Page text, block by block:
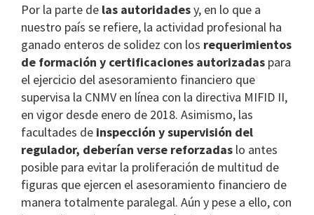
Por la parte de las autoridadesy, en lo que a
nuestro país se refiere, la actividad profesional ha
ganado enteros de solidez con los requerimientos
de formación y certificaciones autorizadas para
el ejercicio del asesoramiento financiero que
supervisa la CNMV en línea con la directiva MIFID II,
en vigor desde enero de 2018. Asimismo, las
facultades de inspección y supervisión del
regulador, deberían verse reforzadas lo antes
posible para evitar la proliferación de multitud de
figuras que ejercen el asesoramiento financiero de
manera totalmente paralegal. Aún y pese a ello, con